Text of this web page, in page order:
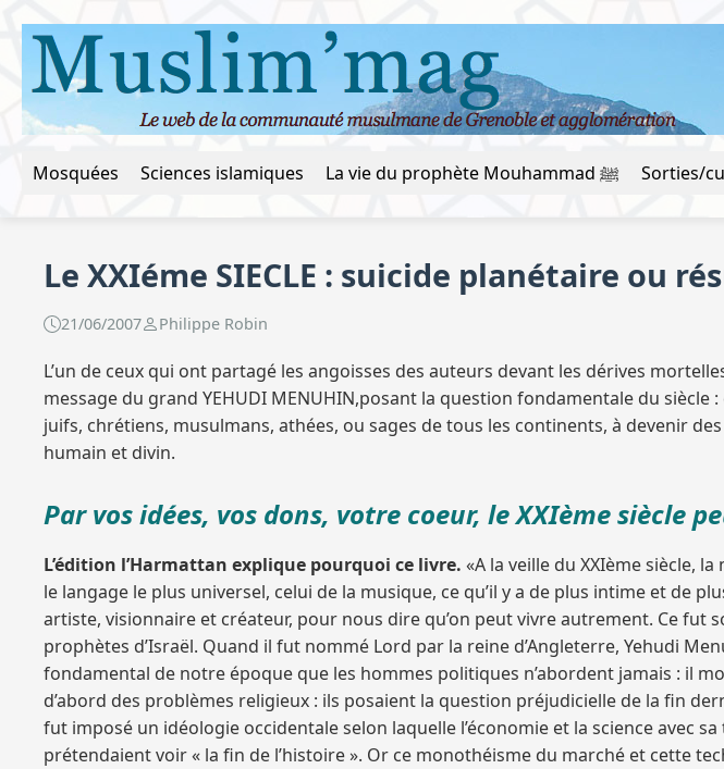
Mosquées Sciences islamiques La vie du prophète Mouhammad ﷺ Sorties/
Le XXIéme SIECLE : suicide planétaire ou
21/06/2007 Philippe Robin
L’un de ceux qui ont partagé les angoisses des auteurs devant les dérives
message du grand YEHUDI MENUHIN,posant la question fondamentale du siècle
juifs, chrétiens, musulmans, athées, ou sages de tous les continents, à devenir
humain et divin.
Par vos idées, vos dons, votre coeur, le XXIème siècle
L’édition l’Harmattan explique pourquoi ce livre. «A la veille du XXIème siècle,
le langage le plus universel, celui de la musique, ce qu’il y a de plus intime et de
artiste, visionnaire et créateur, pour nous dire qu’on peut vivre autrement. Ce fut
prophètes d’Israël. Quand il fut nommé Lord par la reine d’Angleterre, Yehudi
fondamental de notre époque que les hommes politiques n’abordent jamais : il
d’abord des problèmes religieux : ils posaient la question préjudicielle de la fin
fut imposé un idéologie occidentale selon laquelle l’économie et la science avec
prétendaient voir « la fin de l’histoire ». Or ce monothéisme du marché et cette